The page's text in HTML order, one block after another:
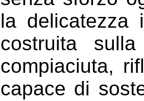
la delicatezza
costruita
compiaciuta,
capace di